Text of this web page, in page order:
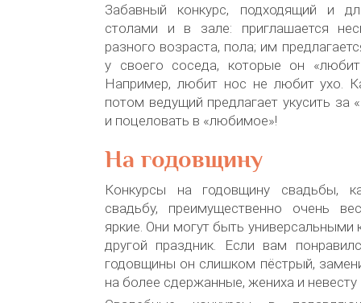
Забавный конкурс, подходящий и
столами и в зале: приглашается
разного возраста, пола; им
у своего соседа, которые он
Например, любит нос не любит ухо.
потом ведущий предлагает укусить за
и поцеловать в «любимое»!
На годовщину
Конкурсы на годовщину свадьбы,
свадьбу, преимущественно очень
яркие. Они могут быть универсальными
другой праздник. Если вам
годовщины он слишком пёстрый,
на более сдержанные, жениха и